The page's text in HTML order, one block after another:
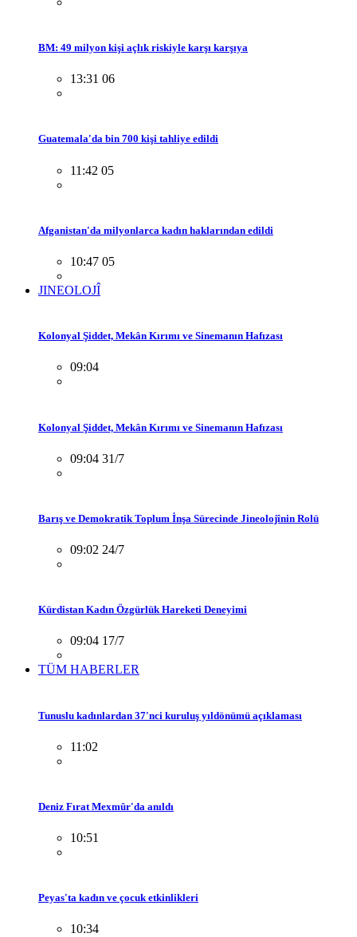
BM: 49 milyon kişi açlık riskiyle karşı karşıya
13:31 06
Guatemala'da bin 700 kişi tahliye edildi
11:42 05
Afganistan'da milyonlarca kadın haklarından edildi
10:47 05
JINEOLOJÎ
Kolonyal Şiddet, Mekân Kırımı ve Sinemanın Hafızası
09:04
Kolonyal Şiddet, Mekân Kırımı ve Sinemanın Hafızası
09:04 31/7
Barış ve Demokratik Toplum İnşa Sürecinde Jineolojînin Rolü
09:02 24/7
Kürdistan Kadın Özgürlük Hareketi Deneyimi
09:04 17/7
TÜM HABERLER
Tunuslu kadınlardan 37'nci kuruluş yıldönümü açıklaması
11:02
Deniz Fırat Mexmûr'da anıldı
10:51
Peyas'ta kadın ve çocuk etkinlikleri
10:34